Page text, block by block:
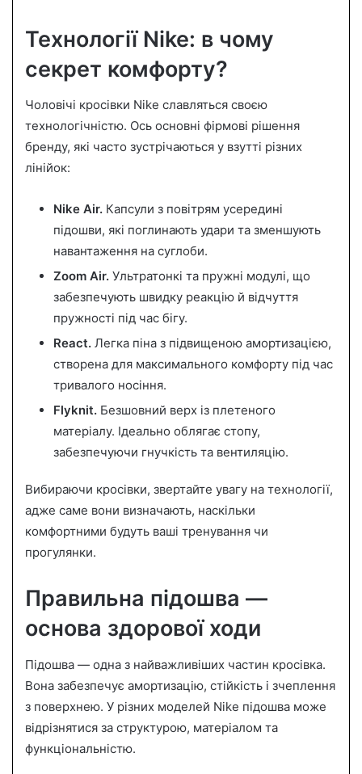
Технології Nike: в чому
секрет комфорту?
Чоловічі кросівки Nike славляться своєю
технологічністю. Ось основні фірмові рішення
бренду, які часто зустрічаються у взутті різних
лінійок:
Nike Air. Капсули з повітрям усередині
підошви, які поглинають удари та зменшують
навантаження на суглоби.
Zoom Air. Ультратонкі та пружні модулі, що
забезпечують швидку реакцію й відчуття
пружності під час бігу.
React. Легка піна з підвищеною амортизацією,
створена для максимального комфорту під час
тривалого носіння.
Flyknit. Безшовний верх із плетеного
матеріалу. Ідеально облягає стопу,
забезпечуючи гнучкість та вентиляцію.
Вибираючи кросівки, звертайте увагу на технології,
адже саме вони визначають, наскільки
комфортними будуть ваші тренування чи
прогулянки.
Правильна підошва —
основа здорової ходи
Підошва — одна з найважливіших частин кросівка.
Вона забезпечує амортизацію, стійкість і зчеплення
з поверхнею. У різних моделей Nike підошва може
відрізнятися за структурою, матеріалом та
функціональністю.